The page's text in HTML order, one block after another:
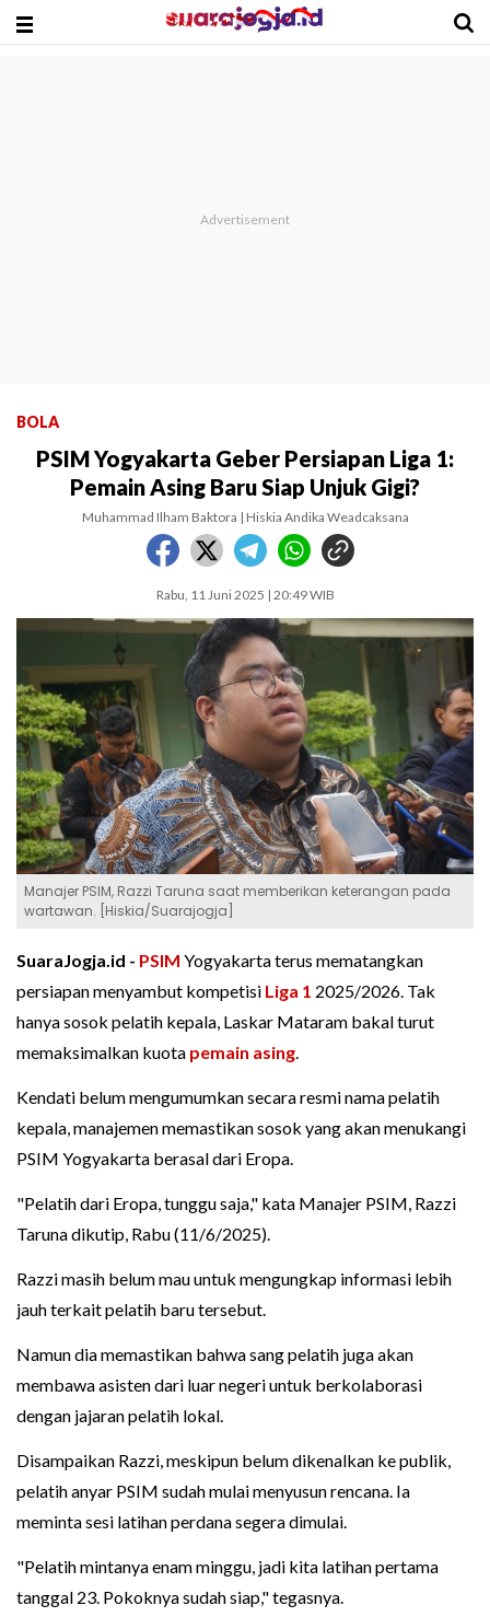
BOLA
PSIM Yogyakarta Geber Persiapan Liga 1:
Pemain Asing Baru Siap Unjuk Gigi?
Muhammad Ilham Baktora | Hiskia Andika Weadcaksana
Rabu, 11 Juni 2025 | 20:49 WIB
Manajer PSIM, Razzi Taruna saat memberikan keterangan pada
wartawan. [Hiskia/Suarajogja]
SuaraJogja.id - PSIM Yogyakarta terus mematangkan
persiapan menyambut kompetisi Liga 1 2025/2026. Tak
hanya sosok pelatih kepala, Laskar Mataram bakal turut
memaksimalkan kuota pemain asing.
Kendati belum mengumumkan secara resmi nama pelatih
kepala, manajemen memastikan sosok yang akan menukangi
PSIM Yogyakarta berasal dari Eropa.
"Pelatih dari Eropa, tunggu saja," kata Manajer PSIM, Razzi
Taruna dikutip, Rabu (11/6/2025).
Razzi masih belum mau untuk mengungkap informasi lebih
jauh terkait pelatih baru tersebut.
Namun dia memastikan bahwa sang pelatih juga akan
membawa asisten dari luar negeri untuk berkolaborasi
dengan jajaran pelatih lokal.
Disampaikan Razzi, meskipun belum dikenalkan ke publik,
pelatih anyar PSIM sudah mulai menyusun rencana. Ia
meminta sesi latihan perdana segera dimulai.
"Pelatih mintanya enam minggu, jadi kita latihan pertama
tanggal 23. Pokoknya sudah siap," tegasnya.